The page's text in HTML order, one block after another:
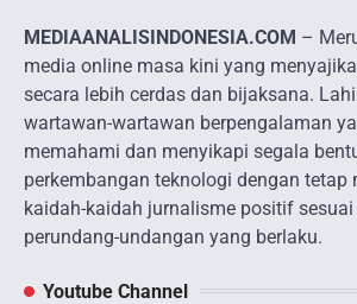
MEDIAANALISINDONESIA.COM –
media online masa kini yang
secara lebih cerdas dan bijaksana.
wartawan-wartawan berpengalaman
memahami dan menyikapi segala
perkembangan teknologi dengan tetap
kaidah-kaidah jurnalisme positif
perundang-undangan yang berlaku.
Youtube Channel